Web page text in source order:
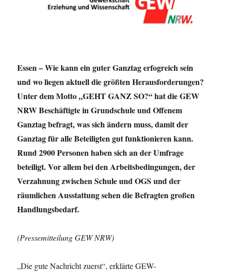
Essen – Wie kann ein guter Ganztag erfogreich sein
und wo liegen aktuell die größten Herausforderungen?
Unter dem Motto „GEHT GANZ SO?“ hat die GEW
NRW Beschäftigte in Grundschule und Offenem
Ganztag befragt, was sich ändern muss, damit der
Ganztag für alle Beteiligten gut funktionieren kann.
Rund 2900 Personen haben sich an der Umfrage
beteiligt. Vor allem bei den Arbeitsbedingungen, der
Verzahnung zwischen Schule und OGS und der
räumlichen Ausstattung sehen die Befragten großen
Handlungsbedarf.
(Pressemitteilung GEW NRW)
„Die gute Nachricht zuerst“, erklärte GEW-